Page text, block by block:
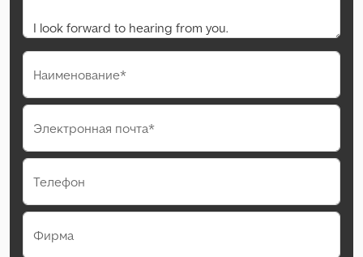
Наименование*
Электронная почта*
Телефон
Фирма